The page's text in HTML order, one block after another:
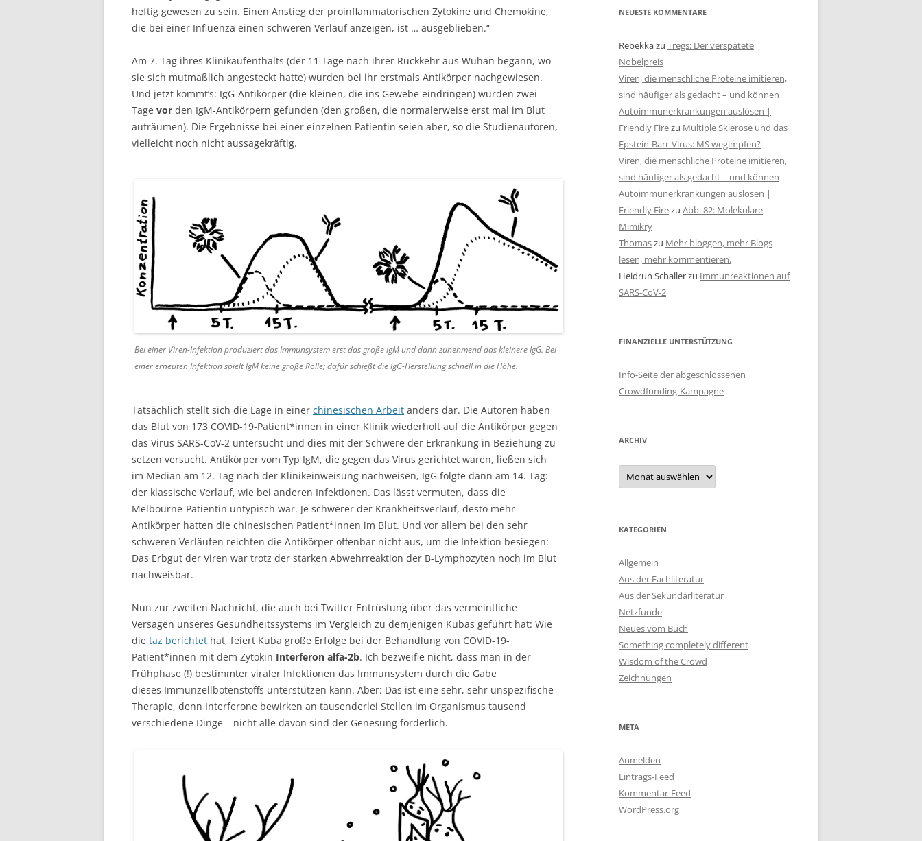
heftig gewesen zu sein. Einen Anstieg der proinflammatorischen Zytokine und Chemo­kine,
die bei einer Influenza einen schweren Verlauf anzeigen, ist … ausgeblieben.“
Am 7. Tag ihres Klinikaufenthalts (der 11 Tage nach ihrer Rückkehr aus Wuhan begann, wo
sie sich mutmaßlich angesteckt hatte) wurden bei ihr erstmals Antikörper nachgewiesen.
Und jetzt kommt’s: IgG-Antikörper (die kleinen, die ins Gewebe eindringen) wurden zwei
Tage vor den IgM-Antikörpern gefunden (den großen, die normalerweise erst mal im Blut
aufräumen). Die Ergebnisse bei einer einzelnen Patientin seien aber, so die Studienautoren,
vielleicht noch nicht aussagekräftig.
Bei einer Viren-Infektion produziert das Immunsystem erst das große IgM und dann zunehmend das kleinere IgG. Bei
einer erneuten Infektion spielt IgM keine große Rolle; dafür schießt die IgG-Herstellung schnell in die Höhe.
Tatsächlich stellt sich die Lage in einer chinesischen Arbeit anders dar. Die Autoren haben
das Blut von 173 COVID-19-Patient*innen in einer Klinik wiederholt auf die Antikörper gegen
das Virus SARS-CoV-2 untersucht und dies mit der Schwere der Erkrankung in Beziehung zu
setzen versucht. Antikörper vom Typ IgM, die gegen das Virus gerichtet waren, ließen sich
im Median am 12. Tag nach der Klinikeinweisung nachweisen, IgG folgte dann am 14. Tag:
der klassische Verlauf, wie bei anderen Infektionen. Das lässt vermuten, dass die
Melbourne-Patientin untypisch war. Je schwerer der Krankheitsverlauf, desto mehr
Antikörper hatten die chinesischen Patient*innen im Blut. Und vor allem bei den sehr
schweren Verläufen reichten die Antikörper offenbar nicht aus, um die Infektion besiegen:
Das Erbgut der Viren war trotz der starken Abwehrreaktion der B-Lymphozyten noch im Blut
nachweisbar.
Nun zur zweiten Nachricht, die auch bei Twitter Entrüstung über das vermeintliche
Versagen unseres Gesundheitssystems im Vergleich zu demjenigen Kubas geführt hat: Wie
die taz berichtet hat, feiert Kuba große Erfolge bei der Behandlung von COVID-19-
Patient*innen mit dem Zytokin Interferon alfa-2b. Ich bezweifle nicht, dass man in der
Frühphase (!) bestimmter viraler Infektionen das Immunsystem durch die Gabe
dieses Immunzellbotenstoffs unterstützen kann. Aber: Das ist eine sehr, sehr unspezifische
Therapie, denn Interferone bewirken an tausenderlei Stellen im Organismus tausend
verschiedene Dinge – nicht alle davon sind der Genesung förderlich.
NEUESTE KOMMENTARE
Rebekkazu Tregs: Der verspätete
Nobelpreis
Viren, die menschliche Proteine imitieren,
sind häufiger als gedacht – und können
Autoimmunerkrankungen auslösen |
Friendly Firezu Multiple Sklerose und das
Epstein-Barr-Virus: MS wegimpfen?
Viren, die menschliche Proteine imitieren,
sind häufiger als gedacht – und können
Autoimmunerkrankungen auslösen |
Friendly Firezu Abb. 82: Molekulare
Mimikry
Thomaszu Mehr bloggen, mehr Blogs
lesen, mehr kommentieren.
Heidrun Schallerzu Immunreaktionen auf
SARS-CoV-2
FINANZIELLE UNTERSTÜTZUNG
Info-Seite der abgeschlossenen
Crowdfunding-Kampagne
ARCHIV
Archiv
KATEGORIEN
Allgemein
Aus der Fachliteratur
Aus der Sekundärliteratur
Netzfunde
Neues vom Buch
Something completely different
Wisdom of the Crowd
Zeichnungen
META
Anmelden
Eintrags-Feed
Kommentar-Feed
WordPress.org